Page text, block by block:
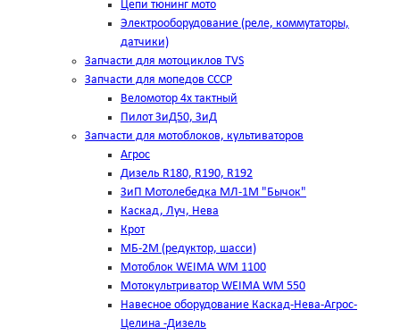
Цепи тюнинг мото
Электрооборудование (реле, коммутаторы,
датчики)
Запчасти для мотоциклов TVS
Запчасти для мопедов СССР
Веломотор 4х тактный
Пилот ЗиД50, ЗиД
Запчасти для мотоблоков, культиваторов
Агрос
Дизель R180, R190, R192
ЗиП Мотолебедка МЛ-1М "Бычок"
Каскад, Луч, Нева
Крот
МБ-2М (редуктор, шасси)
Мотоблок WEIMA WM 1100
Мотокультриватор WEIMA WM 550
Навесное оборудование Каскад-Нева-Агрос-
Целина -Дизель